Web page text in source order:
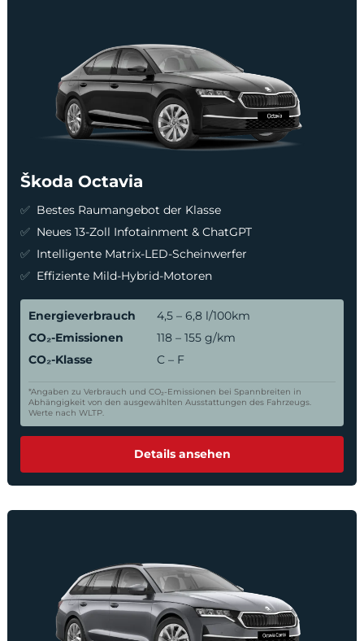
Škoda Octavia
Bestes Raumangebot der Klasse
Neues 13-Zoll Infotainment & ChatGPT
Intelligente Matrix-LED-Scheinwerfer
Effiziente Mild-Hybrid-Motoren
Energieverbrauch
4,5 – 6,8 l/100km
CO₂-Emissionen
118 – 155 g/km
CO₂-Klasse
C – F
*Angaben zu Verbrauch und CO₂-Emissionen bei Spannbreiten in
Abhängigkeit von den ausgewählten Ausstattungen des Fahrzeugs.
Werte nach WLTP.
Details ansehen